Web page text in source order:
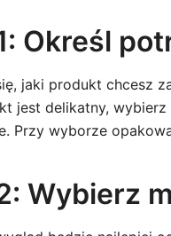
Określ
jaki produkt chcesz
jest delikatny,
Przy wyborze
Wybierz